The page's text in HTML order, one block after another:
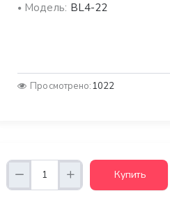
Модель: BL4-22
Просмотрено:1022
Купить